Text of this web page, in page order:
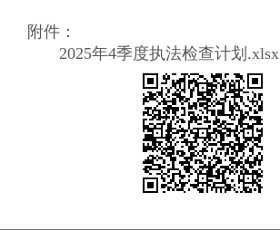
附件：
2025年4季度执法检查计划.xlsx